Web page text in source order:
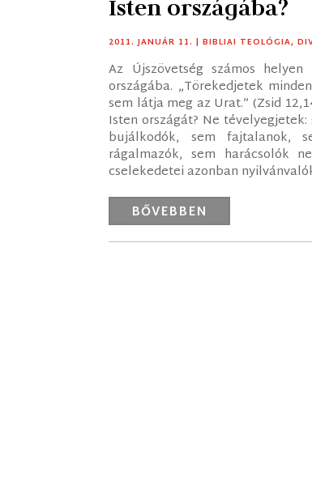
Isten országába?
2011. JANUÁR 11. |BIBLIAI TEOLÓGIA,
Az Újszövetség számos
országába. „Törekedjetek
sem látja meg az Urat.” (Zsid
Isten országát? Ne
bujálkodók, sem fajtalanok,
rágalmazók, sem harácsolók
cselekedetei azonban
BŐVEBBEN